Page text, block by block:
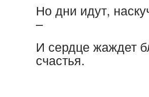
Но дни идут,
–
И сердце жаждет
счастья.